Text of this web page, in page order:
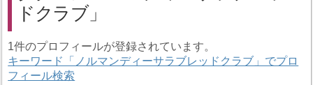
ドクラブ
1件のプロフィールが登録されています。
キーワード「ノルマンディーサラブレッドクラブ」でプロ
フィール検索